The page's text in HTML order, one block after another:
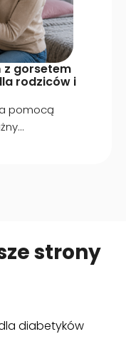
z gorsetem
rodziców i
pomocą
strony
diabetyków
się w nowym oknie)